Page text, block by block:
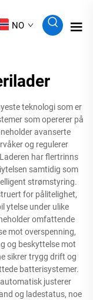
NO
teknologi som er
som opererer på
avanserte
og regulerer
har flertrinns
samtidig som
strømstyring.
for pålitelighet,
ytelse under ulike
omfattende
mot overspenning,
og beskyttelse mot
sikrer trygg drift og
batterisystemer.
justerer
og ladestatus, noe